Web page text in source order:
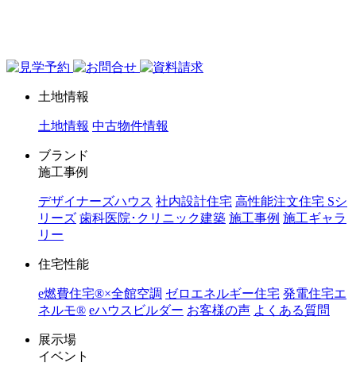
土地情報
土地情報 中古物件情報
ブランド
施工事例
デザイナーズハウス 社内設計住宅 高性能注文住宅 Sシ
リーズ 歯科医院･クリニック建築 施工事例 施工ギャラ
リー
住宅性能
e燃費住宅®︎×全館空調 ゼロエネルギー住宅 発電住宅エ
ネルモ®︎ eハウスビルダー お客様の声 よくある質問
展示場
イベント